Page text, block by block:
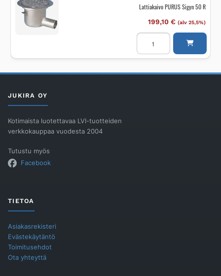
Lattiakaivo PURUS Sigyn 50 R
199,10 € (alv 25,5%)
Lattiakaivo
PURUS
Sigyn
50
JUKIRA OY
Kotimaista luotettavaa LVI-tuotteiden
verkkokauppaa vuodesta 2004
Tutustu myös
Facebook
TIETOA
Asiakasrekisteri
Evästekäytäntö
Toimitusehdot
Ota yhteyttä